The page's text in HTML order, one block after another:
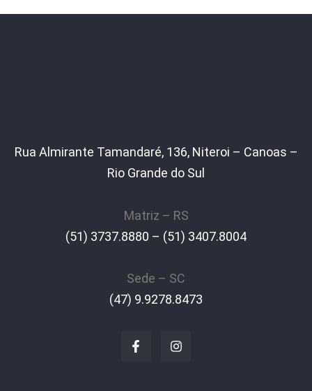
Rua Almirante Tamandaré, 136, Niteroi – Canoas –
Rio Grande do Sul
Matriz – RS
(51) 3737.8880 – (51) 3407.8004
Sede – SC
(47) 9.9278.8473